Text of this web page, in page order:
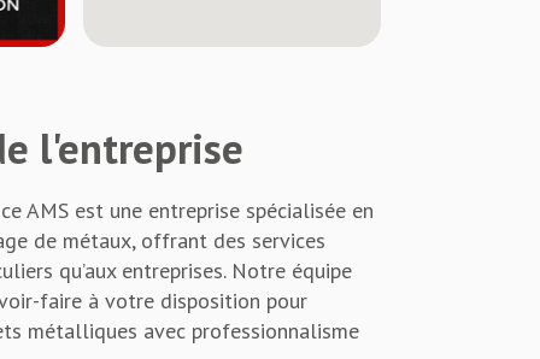
l'entreprise
AMS est une entreprise spécialisée en
de métaux, offrant des services
qu’aux entreprises. Notre équipe
faire à votre disposition pour
métalliques avec professionnalisme